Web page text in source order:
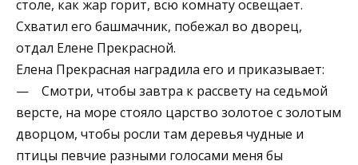
столе, как жар горит, всю комнату освещает.
Схватил его башмачник, побежал во дворец,
отдал Елене Прекрасной.
Елена Прекрасная наградила его и приказывает:
— Смотри, чтобы завтра к рассвету на седьмой
версте, на море стояло царство золотое с золотым
дворцом, чтобы росли там деревья чудные и
птицы певчие разными голосами меня бы